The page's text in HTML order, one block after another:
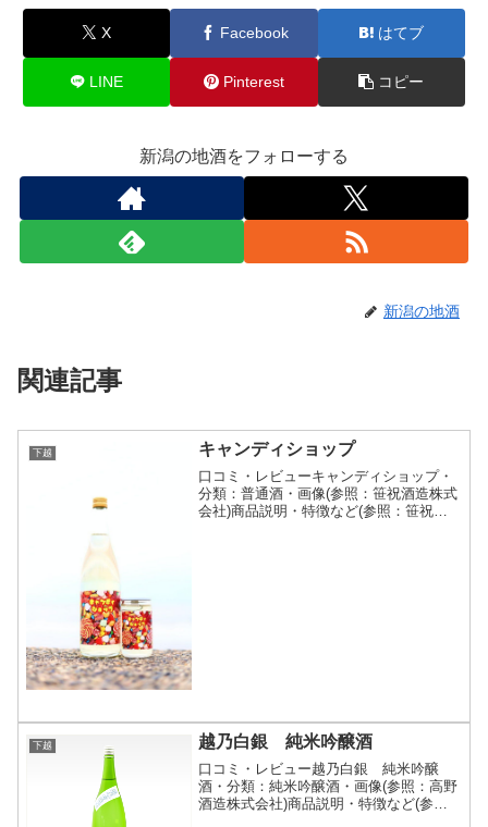
X Facebook はてブ
LINE Pinterest コピー
新潟の地酒をフォローする
新潟の地酒
関連記事
下越 キャンディショップ
口コミ・レビューキャンディショップ・
分類：普通酒・画像(参照：笹祝酒造株式
会社)商品説明・特徴など(参照：笹祝酒
下越 越乃白銀 純米吟醸酒
口コミ・レビュー越乃白銀 純米吟醸
酒・分類：純米吟醸酒・画像(参照：高野
酒造株式会社)商品説明・特徴など(参